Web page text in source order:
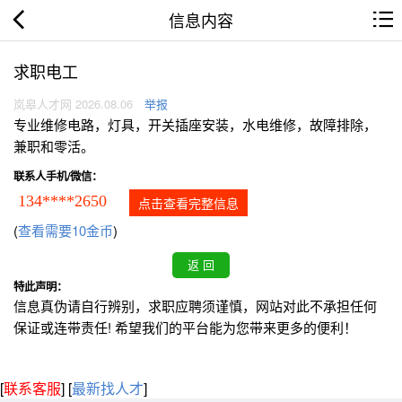
信息内容
求职电工
岚皋人才网 2026.08.06 举报
专业维修电路，灯具，开关插座安装，水电维修，故障排除，
兼职和零活。
联系人手机/微信：
134****2650 点击查看完整信息
(查看需要10金币)
特此声明：
信息真伪请自行辨别，求职应聘须谨慎，网站对此不承担任何
保证或连带责任! 希望我们的平台能为您带来更多的便利！
[联系客服] [最新找人才]